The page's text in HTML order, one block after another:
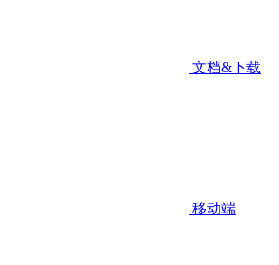
文档&下载
移动端